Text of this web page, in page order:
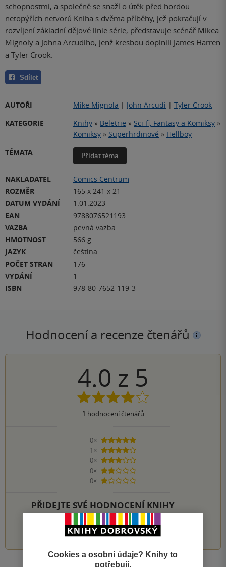
schopnostmi, a společně se snaží o útěk před hordou
netopýřích netvorů.Kniha s dvěma příběhy, jež pokračují v
rozvíjení základní dějové linie série, představuje scénář Mikea
Mignoly a Johna Arcudiho, jenž kresbou doplnili James Harren
a Tyler Crook.
Sdílet
AUTOŘI Mike Mignola | John Arcudi | Tyler Crook
KATEGORIE
Knihy » Beletrie » Sci-fi, Fantasy a Komiksy »
Komiksy » Superhrdinové » Hellboy
TÉMATA
Přidat téma
NAKLADATEL
Comics Centrum
ROZMĚR
165 x 241 x 21
DATUM VYDÁNÍ
1.01.2023
EAN
9788076521193
VAZBA
pevná vazba
HMOTNOST
566 g
JAZYK
čeština
POČET STRAN
176
VYDÁNÍ
1
ISBN
978-80-7652-119-3
Hodnocení a recenze čtenářů
4.0 z 5
1 hodnocení čtenářů
0×
5 hvězdiček
1×
4 hvězdičky
0×
3 hvězdičky
0×
2 hvězdičky
0×
1 hvezdička
PŘIDEJTE SVÉ HODNOCENÍ KNIHY
1 2 3 4 5
Cookies a osobní údaje? Knihy to
potřebují.